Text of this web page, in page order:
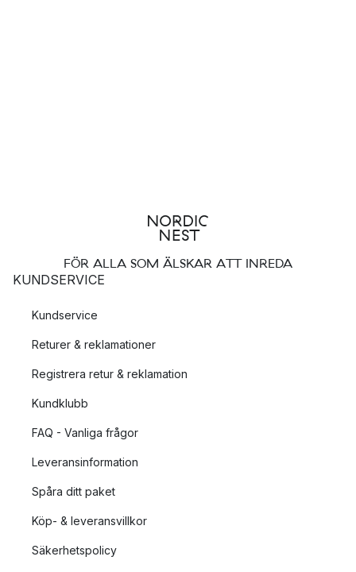
FÖR ALLA SOM ÄLSKAR ATT INREDA
KUNDSERVICE
Kundservice
Returer & reklamationer
Registrera retur & reklamation
Kundklubb
FAQ - Vanliga frågor
Leveransinformation
Spåra ditt paket
Köp- & leveransvillkor
Säkerhetspolicy